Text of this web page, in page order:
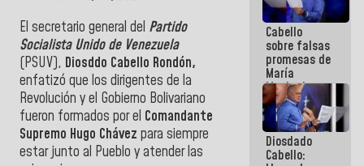
El secretario general del Partido
Socialista Unido de Venezuela
(PSUV), Diosddo Cabello Rondón,
enfatizó que los dirigentes de la
Revolución y el Gobierno Bolivariano
fueron formados por el Comandante
Supremo Hugo Chávez para siempre
estar junto al Pueblo y atender las
organización
política más
sólida de
Venezuela
Cabello
sobre falsas
promesas de
María
Machado:
¿Quién le
puede creer?
¿Y la gente
que ella iba
a salvar en
Diosdado
Cabello: